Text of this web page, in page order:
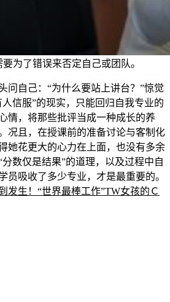
为了错误来否定自己或团队。
问自 己：“为什么要站上讲台？”惊觉
信服”的现实，只能回归自我专业的
情，将那些批评当成一种成长的养
况且，在授课前的准备讨论与客制化
她花更大的心力在上面，也没有多余
数仅是结果”的道理，以及过程中自
员吸收了多少专业，才是最重要的。
发生！“世界最棒工作”TW女孩的Ｃ